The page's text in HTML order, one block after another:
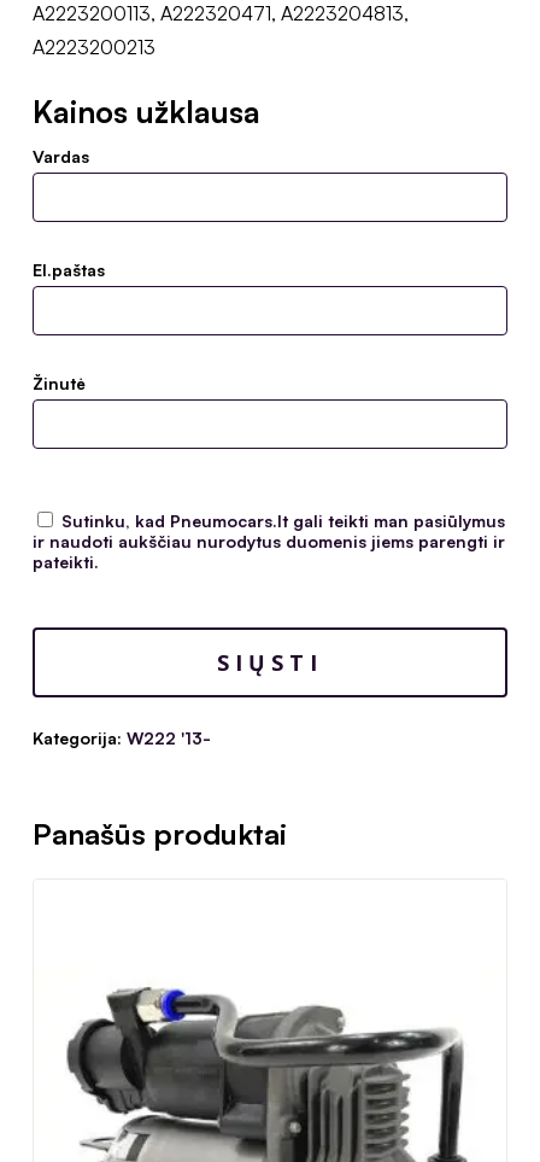
A2223200113, A222320471, A2223204813,
A2223200213
Kainos užklausa
Vardas
El.paštas
Žinutė
Sutinku, kad Pneumocars.lt gali teikti man pasiūlymus
ir naudoti aukščiau nurodytus duomenis jiems parengti ir
pateikti.
Kategorija: W222 '13-
Panašūs produktai